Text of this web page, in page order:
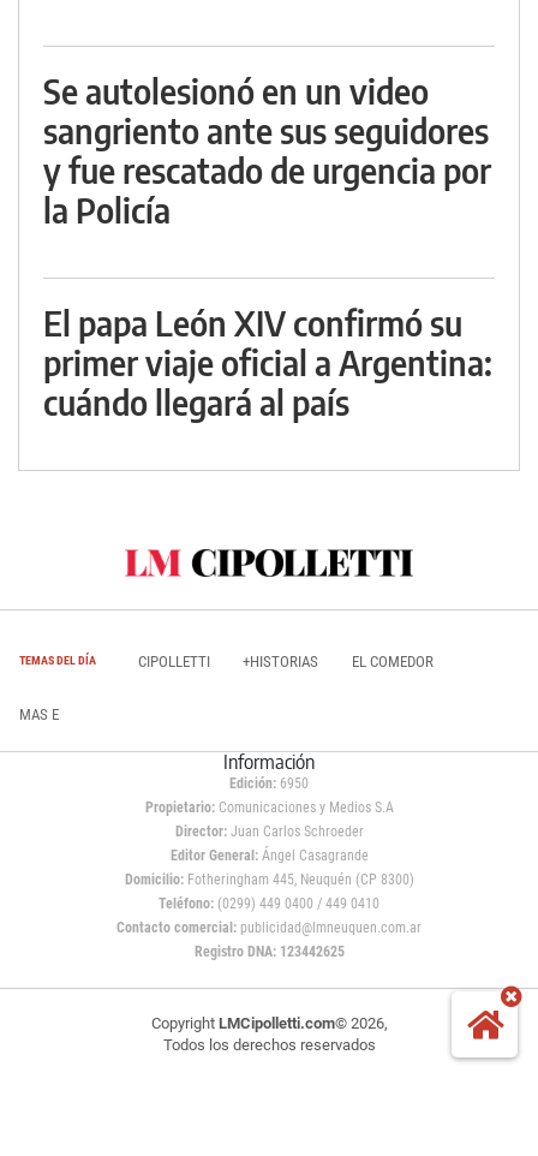
Se autolesionó en un video
sangriento ante sus seguidores
y fue rescatado de urgencia por
la Policía
El papa León XIV confirmó su
primer viaje oficial a Argentina:
cuándo llegará al país
TEMAS DEL DÍA CIPOLLETTI +HISTORIAS EL COMEDOR
MAS E
Información
Edición: 6950
Propietario:Comunicaciones y Medios S.A
Director: Juan Carlos Schroeder
Editor General:Ángel Casagrande
Domicilio:Fotheringham 445, Neuquén (CP 8300)
Teléfono: (0299) 449 0400 / 449 0410
Contacto comercial: publicidad@lmneuquen.com.ar
Registro DNA: 123442625
Copyright LMCipolletti.com© 2026,
Todos los derechos reservados